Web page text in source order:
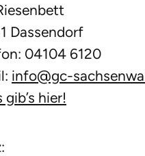
Dassendorf
04104 6120
info@gc-
gib’s hier!